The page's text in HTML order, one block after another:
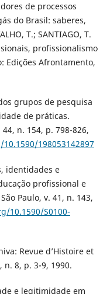
de processos
do Brasil: saberes,
T.; SANTIAGO, T.
profissionalismo
Edições Afrontamento,
grupos de pesquisa
de práticas.
n. 154, p. 798-826,
198053142897
identidades e
profissional e
Paulo, v. 41, n. 143,
10.1590/S0100-
Revue d’Histoire et
n. 8, p. 3-9, 1990.
e legitimidade em